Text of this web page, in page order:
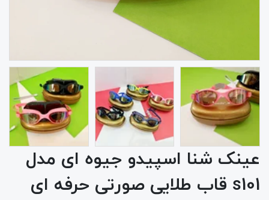
عینک شنا اسپیدو جیوه ای مدل
s101 قاب طلایی صورتی حرفه ای